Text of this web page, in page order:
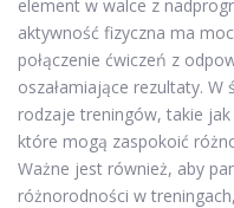
element w walce z
aktywność fizyczna ma
połączenie ćwiczeń z
oszałamiające rezultaty.
rodzaje treningów, takie jak
które mogą zaspokoić
Ważne jest również, aby
różnorodności w